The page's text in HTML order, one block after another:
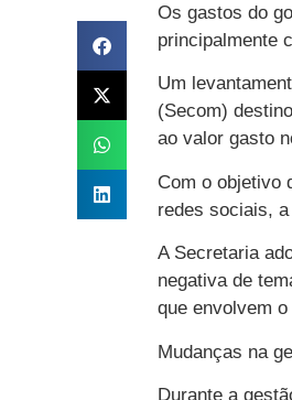
Os gastos do
principalmente
Um
(Secom)
ao valor gasto
Com o objetivo
redes sociais,
A Secretaria
negativa de
que envolvem o
Mudanças na
Durante a